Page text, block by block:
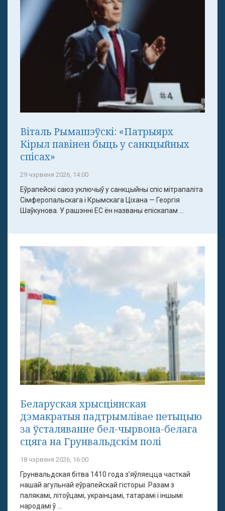
Віталь Рымашэўскі: «Патрыярх
Кірыл павінен быць у санкцыйных
спісах»
29 чэрвеня 2026, 14:00
Еўрапейскі саюз уключыў у санкцыйны спіс мітрапаліта
Сімферопальскага і Крымскага Ціхана — Георгія
Шаўкунова. У рашэнні ЕС ён названы епіскапам ...
Беларуская хрысціянская
дэмакратыя падтрымлівае петыцыю
за ўсталяванне бел-чырвона-белага
сцяга на Грунвальдскім полі
18 чэрвеня 2026, 16:00
Грунвальдская бітва 1410 года з’яўляецца часткай
нашай агульнай еўрапейскай гісторыі. Разам з
палякамі, літоўцамі, украінцамі, татарамі і іншымі
народамі ў ...